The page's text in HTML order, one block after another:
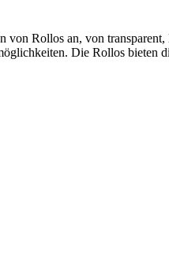
Rollos an, von
Die Rollos bieten